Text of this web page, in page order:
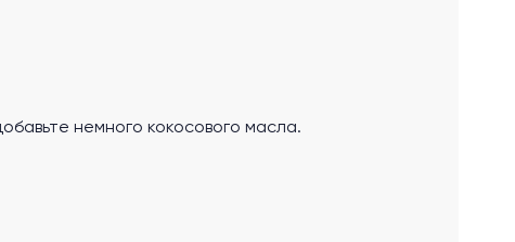
немного кокосового масла.